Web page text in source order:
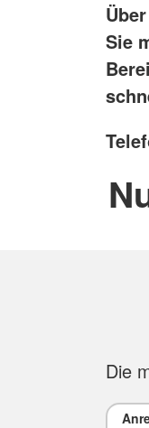
Sie
Die